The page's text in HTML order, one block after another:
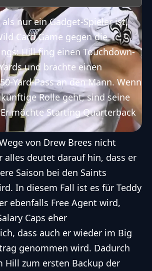
nur ein Gadget-Spieler ist,
Card Game gegen die
Hill fing einen Touchdown-
und brachte einen
Yard-Pass an den Mann. Wenn
Rolle geht, sind seine
möchte Starting Quarterback
von Drew Brees nicht
alles deutet darauf hin, dass er
Saison bei den Saints
In diesem Fall ist es für Teddy
ebenfalls Free Agent wird,
Caps eher
dass auch er wieder im Big
genommen wird. Dadurch
Hill zum ersten Backup der